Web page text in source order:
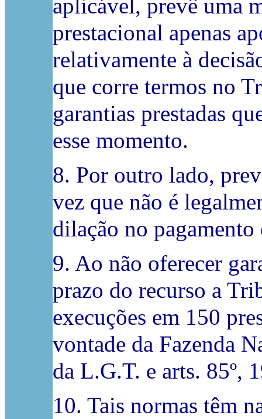
aplicável, prevê uma
prestacional apenas
relativamente à
que corre termos no
garantias prestadas
esse momento.
8. Por outro lado,
vez que não é
dilação no
9. Ao não oferecer
prazo do recurso a
execuções em 150
vontade da Fazenda
da L.G.T. e arts. 85º,
10. Tais normas têm